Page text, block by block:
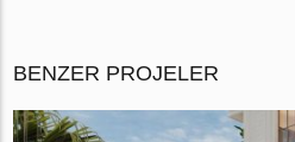
BENZER PROJELER